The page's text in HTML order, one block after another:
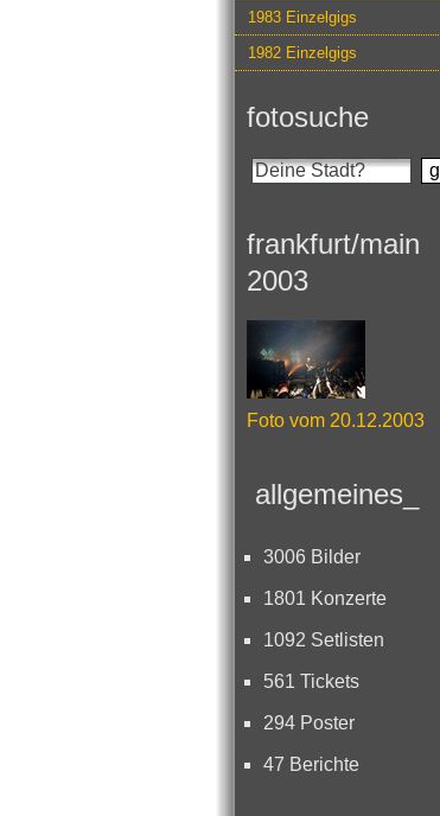
1983 Einzelgigs
1982 Einzelgigs
fotosuche
frankfurt/main
2003
Foto vom 20.12.2003
allgemeines_
3006 Bilder
1801 Konzerte
1092 Setlisten
561 Tickets
294 Poster
47 Berichte